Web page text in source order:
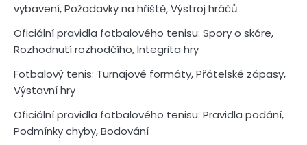
vybavení, Požadavky na hřiště, Výstroj hráčů
Oficiální pravidla fotbalového tenisu: Spory o skóre,
Rozhodnutí rozhodčího, Integrita hry
Fotbalový tenis: Turnajové formáty, Přátelské zápasy,
Výstavní hry
Oficiální pravidla fotbalového tenisu: Pravidla podání,
Podmínky chyby, Bodování